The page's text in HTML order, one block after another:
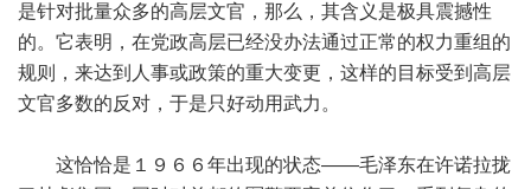
是针对批量众多的高层文官，那么，其含义是极具震撼性
的。它表明，在党政高层已经没办法通过正常的权力重组的
规则，来达到人事或政策的重大变更，这样的目标受到高层
文官多数的反对，于是只好动用武力。
这恰恰是１９６６年出现的状态——毛泽东在许诺拉拢